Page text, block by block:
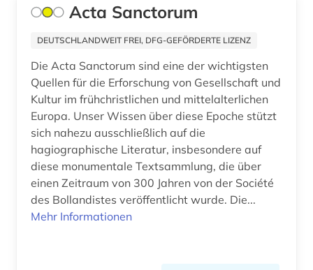
w. leibniz-programm (1)
galloromanistik (4)
geistesleben (2)
geisteswissenschaft (1)
geisteswissenschaften (20)
generative ki (1)
geowissenschaften (1)
germanistik (2)
Acta Sanctorum
DEUTSCHLANDWEIT FREI, DFG-GEFÖRDERTE LIZENZ
Die Acta Sanctorum sind eine der wichtigsten
Quellen für die Erforschung von Gesellschaft und
Kultur im frühchristlichen und mittelalterlichen
Europa. Unser Wissen über diese Epoche stützt
sich nahezu ausschließlich auf die
hagiographische Literatur, insbesondere auf
diese monumentale Textsammlung, die über
einen Zeitraum von 300 Jahren von der Société
des Bollandistes veröffentlicht wurde. Die...
Mehr Informationen